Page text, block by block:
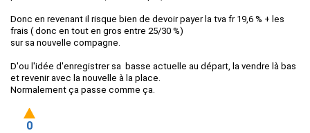
Donc en revenant il risque bien de devoir payer la tva fr 19,6 % + les
frais ( donc en tout en gros entre 25/30 %)
sur sa nouvelle compagne.
D'ou l'idée d'enregistrer sa basse actuelle au départ, la vendre là bas
et revenir avec la nouvelle à la place.
Normalement ça passe comme ça.
0